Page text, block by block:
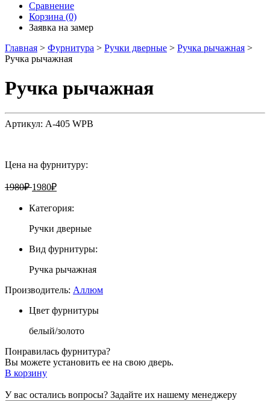
Сравнение
Корзина (0)
Заявка на замер
Главная > Фурнитура > Ручки дверные > Ручка рычажная >
Ручка рычажная
Ручка рычажная
Артикул: А-405 WPB
Цена на фурнитуру:
1980₽ 1980₽
Категория:
Ручки дверные
Вид фурнитуры:
Ручка рычажная
Производитель: Аллюм
Цвет фурнитуры
белый/золото
Понравилась фурнитура?
Вы можете установить ее на свою дверь.
В корзину
У вас остались вопросы? Задайте их нашему менеджеру